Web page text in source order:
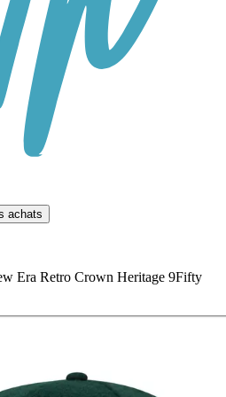
achats
Era Retro Crown Heritage 9Fifty